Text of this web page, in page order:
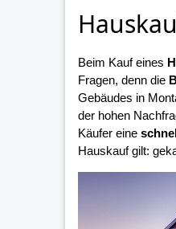
Beim Kauf eines
Fragen, denn die
Gebäudes in
der hohen
Käufer eine
Hauskauf gilt: